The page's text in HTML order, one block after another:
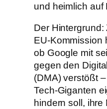
und heimlich auf
Der
EU-Kommission
ob Google mit
gegen den
(DMA) verstößt
Tech-Giganten
hindern soll,